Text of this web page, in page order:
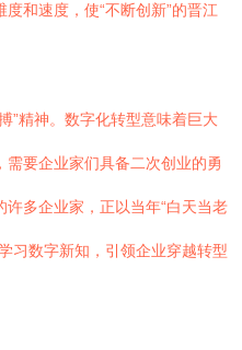
和速度，使“不断创新”的晋江
”精神。数字化转型意味着巨大
要企业家们具备二次创业的勇
多企业家，正以当年“白天当老
习数字新知，引领企业穿越转型